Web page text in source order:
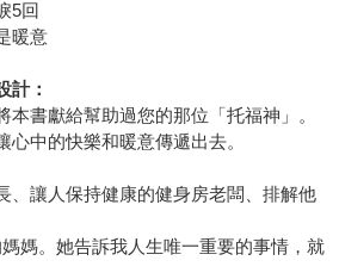
5回
暖意
計：
本書獻給幫助過您的那位「托福神」。
心中的快樂和暖意傳遞出去。
、讓人保持健康的健身房老闆、排解他
媽。她告訴我人生唯一重要的事情，就